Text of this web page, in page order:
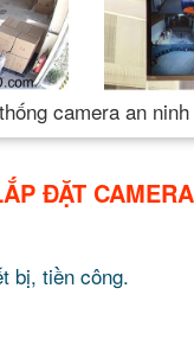
camera an
ĐẶT
bị, tiền công.